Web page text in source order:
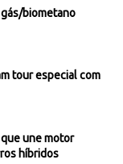
gás/biometano
tour especial com
une motor
híbridos